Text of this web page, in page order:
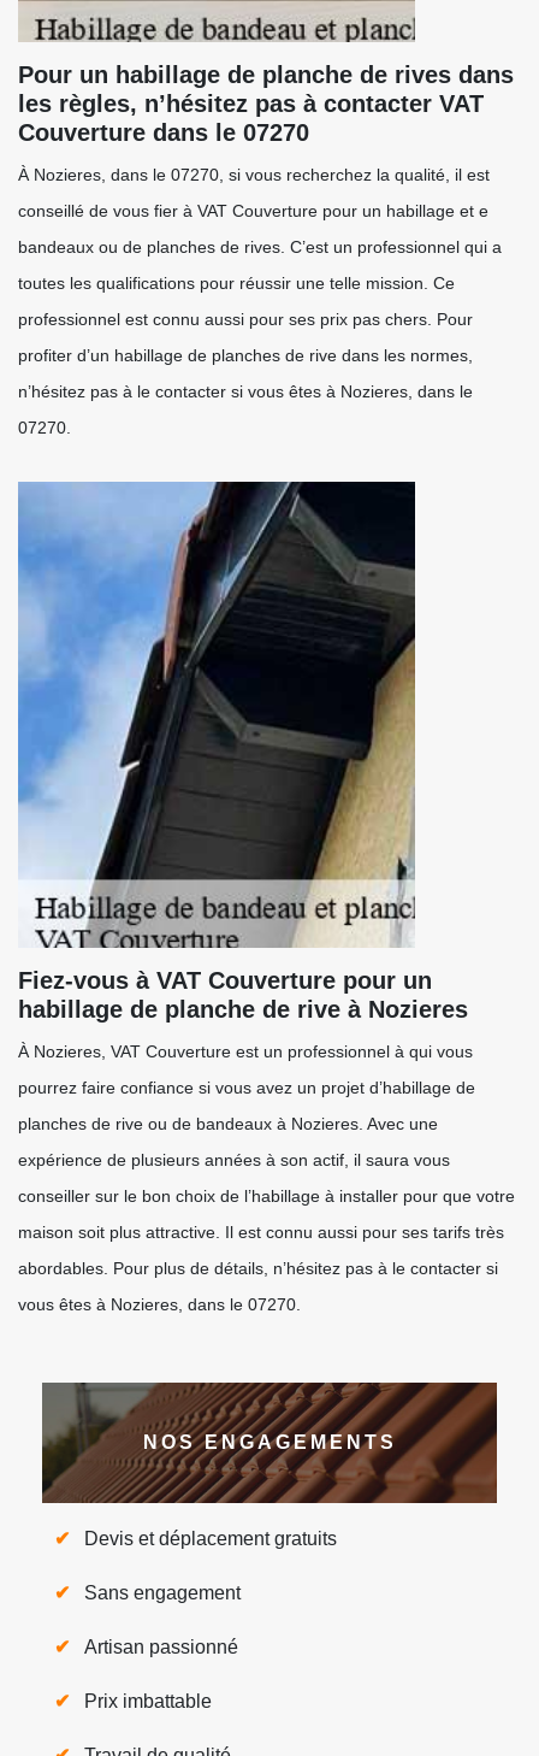
Pour un habillage de planche de rives dans
les règles, n’hésitez pas à contacter VAT
Couverture dans le 07270
À Nozieres, dans le 07270, si vous recherchez la qualité, il est
conseillé de vous fier à VAT Couverture pour un habillage et e
bandeaux ou de planches de rives. C’est un professionnel qui a
toutes les qualifications pour réussir une telle mission. Ce
professionnel est connu aussi pour ses prix pas chers. Pour
profiter d’un habillage de planches de rive dans les normes,
n’hésitez pas à le contacter si vous êtes à Nozieres, dans le
07270.
Fiez-vous à VAT Couverture pour un
habillage de planche de rive à Nozieres
À Nozieres, VAT Couverture est un professionnel à qui vous
pourrez faire confiance si vous avez un projet d’habillage de
planches de rive ou de bandeaux à Nozieres. Avec une
expérience de plusieurs années à son actif, il saura vous
conseiller sur le bon choix de l’habillage à installer pour que votre
maison soit plus attractive. Il est connu aussi pour ses tarifs très
abordables. Pour plus de détails, n’hésitez pas à le contacter si
vous êtes à Nozieres, dans le 07270.
NOS ENGAGEMENTS
Devis et déplacement gratuits
Sans engagement
Artisan passionné
Prix imbattable